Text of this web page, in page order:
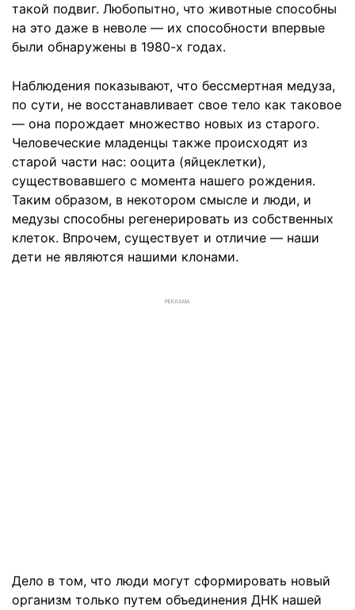
такой подвиг. Любопытно, что животные способны
на это даже в неволе — их способности впервые
были обнаружены в 1980-х годах.
Наблюдения показывают, что бессмертная медуза,
по сути, не восстанавливает свое тело как таковое
— она порождает множество новых из старого.
Человеческие младенцы также происходят из
старой части нас: ооцита (яйцеклетки),
существовавшего с момента нашего рождения.
Таким образом, в некотором смысле и люди, и
медузы способны регенерировать из собственных
клеток. Впрочем, существует и отличие — наши
дети не являются нашими клонами.
РЕКЛАМА
Дело в том, что люди могут сформировать новый
организм только путем объединения ДНК нашей